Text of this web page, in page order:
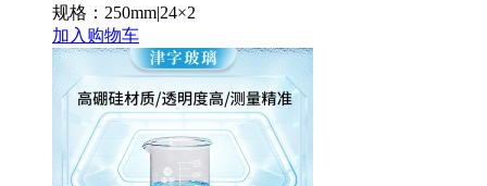
规格：250mm|24×2
加入购物车